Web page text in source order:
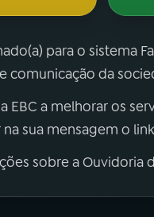
para o sistema
comunicação da
EBC a melhorar os
sua mensagem o
sobre a Ouvidoria